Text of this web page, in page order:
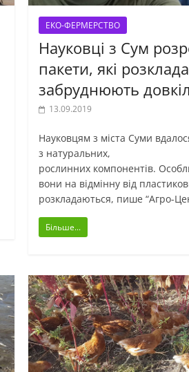
ЕКО-ФЕРМЕРСТВО
Науковці з Сум
пакети, які
забруднюють
13.09.2019
Науковцям з міста Суми
з натуральних,
рослинних компонентів.
вони на відмінну від
розкладаються, пише “Агро-
Більше...